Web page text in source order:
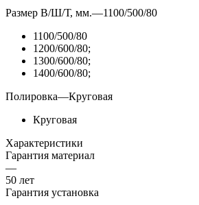
Размер В/Ш/Т, мм.—1100/500/80
1100/500/80
1200/600/80;
1300/600/80;
1400/600/80;
Полировка—Круговая
Круговая
Характеристики
Гарантия материал
—
50 лет
Гарантия установка